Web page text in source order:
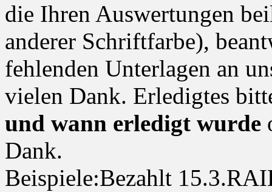
die Ihren Auswertungen
anderer Schriftfarbe),
fehlenden Unterlagen an
vielen Dank. Erledigtes
und wann erledigt wurde
Dank.
Beispiele:Bezahlt